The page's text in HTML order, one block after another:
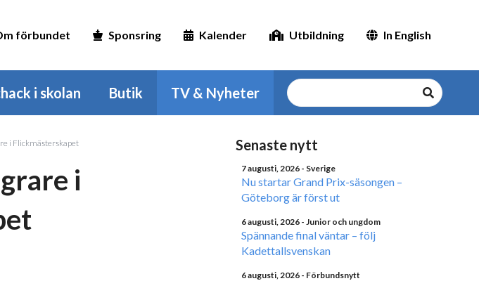
förbundet Sponsring Kalender Utbildning In English
i skolan Butik TV & Nyheter
i Flickmästerskapet
i
Senaste nytt
7 augusti, 2026 - Sverige
Nu startar Grand Prix-säsongen –
Göteborg är först ut
6 augusti, 2026 - Junior och ungdom
Spännande final väntar – följ
Kadettallsvenskan
6 augusti, 2026 - Förbundsnytt